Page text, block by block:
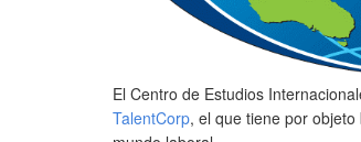
El Centro de Estudios
TalentCorp, el que tiene por